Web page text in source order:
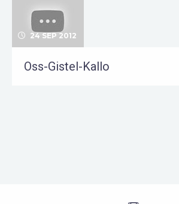
24 SEP 2012
Oss-Gistel-Kallo